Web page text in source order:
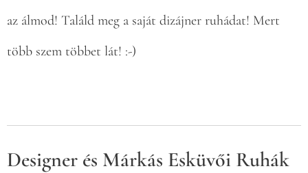
az álmod! Találd meg a saját dizájner ruhádat! Mert
több szem többet lát! :-)
Designer és Márkás Esküvői Ruhák